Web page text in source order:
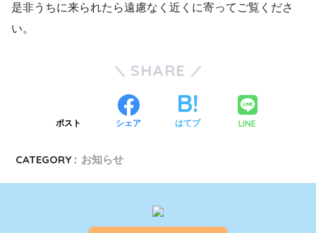
是非うちに来られたら遠慮なく近くに寄ってご覧くださ
い。
SHARE
ポスト シェア はてブ LINE
CATEGORY : お知らせ